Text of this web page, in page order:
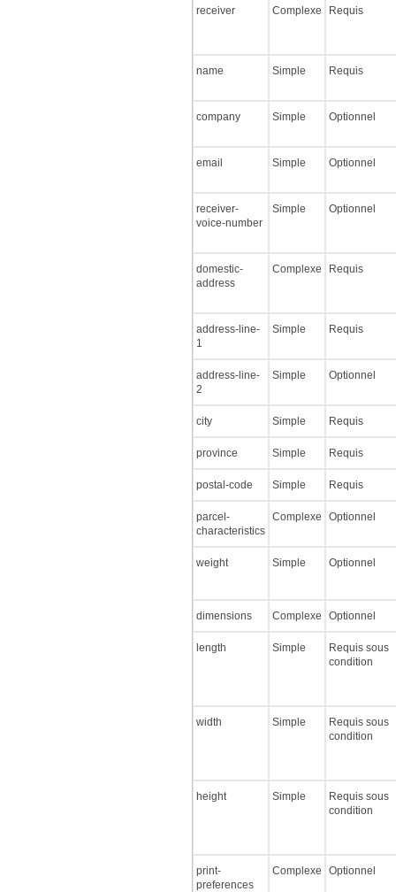
receiver Complexe Requis
name Simple Requis
company Simple Optionnel
email Simple Optionnel
receiver-
voice-number
Simple Optionnel
domestic-
address
Complexe Requis
address-line-
1
Simple Requis
address-line-
2
Simple Optionnel
city Simple Requis
province Simple Requis
postal-code Simple Requis
parcel-
characteristics
Complexe Optionnel
weight Simple Optionnel
dimensions Complexe Optionnel
length Simple
Requis sous
condition
width Simple
Requis sous
condition
height Simple
Requis sous
condition
print-
preferences
Complexe Optionnel